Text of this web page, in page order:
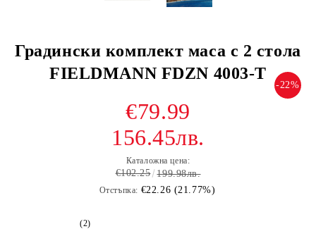
Градински комплект маса с 2 стола
FIELDMANN FDZN 4003-T
-22%
€79.99
156.45лв.
Каталожна цена:
€102.25 199.98лв.
Отстъпка: €22.26 (21.77%)
(2)